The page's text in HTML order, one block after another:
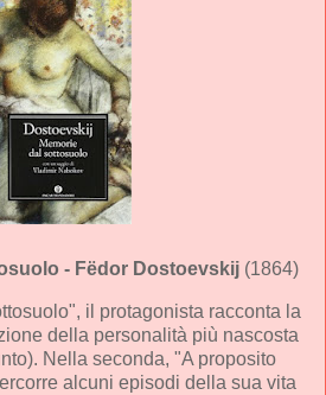
- Fëdor Dostoevskij (1864)
il protagonista racconta la
della personalità più nascosta
Nella seconda, "A proposito
alcuni episodi della sua vita